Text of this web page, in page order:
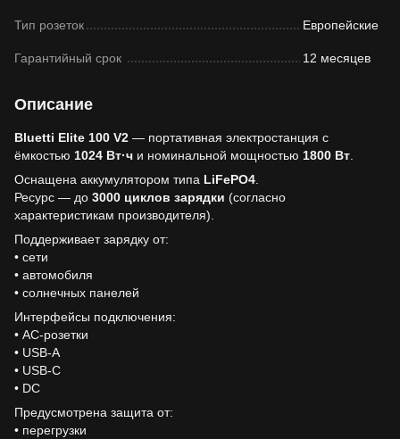
Тип розеток Европейские
Гарантийный срок 12 месяцев
Описание
Bluetti Elite 100 V2 — портативная электростанция с
ёмкостью 1024 Вт·ч и номинальной мощностью 1800 Вт
Оснащена аккумулятором типа LiFePO4
Ресурс — до 3000 циклов зарядки (согласно
характеристикам производителя).
Поддерживает зарядку от:
• сети
• автомобиля
• солнечных панелей
Интерфейсы подключения:
• AC-розетки
• USB-A
• USB-C
• DC
Предусмотрена защита от:
• перегрузки